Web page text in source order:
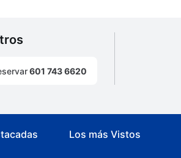
601 743 6620
Los más Vistos